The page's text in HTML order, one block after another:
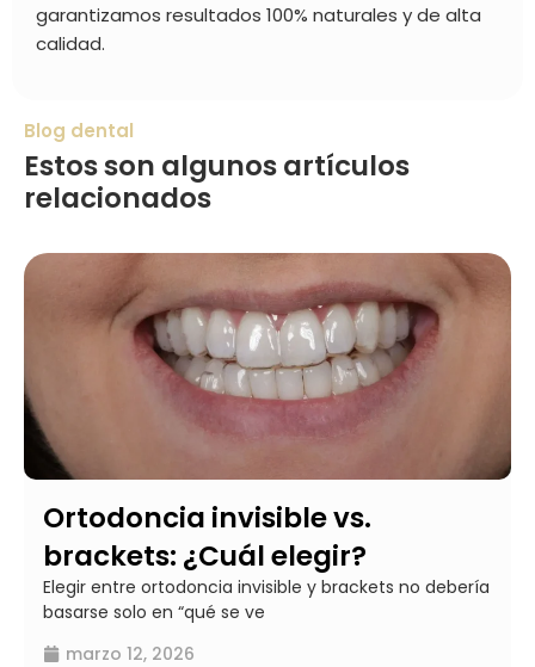
garantizamos resultados 100% naturales y de alta
calidad.
Blog dental
Estos son algunos artículos
relacionados
Ortodoncia invisible vs.
brackets: ¿Cuál elegir?
Elegir entre ortodoncia invisible y brackets no debería
basarse solo en “qué se ve
marzo 12, 2026